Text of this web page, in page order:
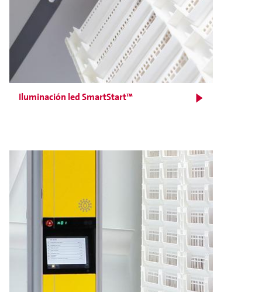
Iluminación led SmartStart™